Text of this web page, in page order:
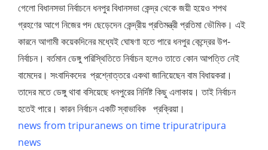
গেলো বিধানসভা নির্বাচনে ধনপুর বিধানসভা কেন্দ্র থেকে জয়ী হয়েও শপথ
গ্রহণের আগে নিজের পদ ছেড়েদেন কেন্দ্রীয় প্রতিমন্ত্রী প্রতিমা ভৌমিক। এই
কারনে আগামী কয়েকদিনের মধ্যেই ঘোষণা হতে পারে ধনপুর কেন্দ্রের উপ-
নির্বাচন। বর্তমান ডেঙ্গু পরিস্থিতিতে নির্বাচন হলেও তাতে কোন আপত্তি নেই
বামেদের। সংবাদিকদের প্রশ্নোত্তরে একথা জানিয়েছেন বাম বিধায়করা।
তাদের মতে ডেঙ্গু থাবা বসিয়েছে ধনপুরের নির্দিষ্ট কিছু এলাকায়। তাই নির্বাচন
হতেই পারে। কারন নির্বাচন একটি স্বাভাবিক প্রক্রিয়া।
news from tripuranews on time tripuratripura
news